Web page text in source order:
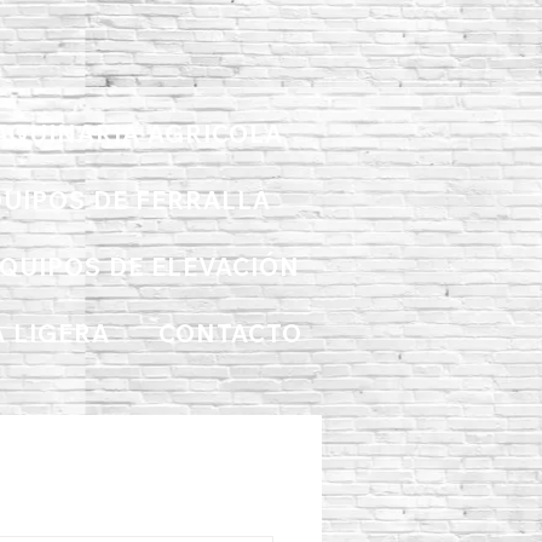
AGRICOLA
DE FERRALLA
DE ELEVACIÓN
LIGERA CONTACTO